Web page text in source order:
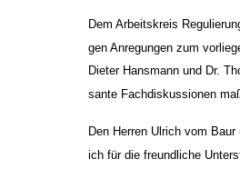
Dem Arbeitskreis
gen Anregungen zum
Dieter Hansmann und Dr.
sante Fachdiskussionen
Den Herren Ulrich vom
ich für die freundliche